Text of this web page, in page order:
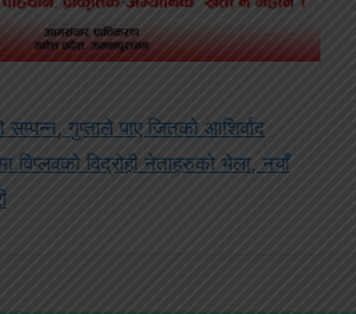
सम्पन्न, गुप्ताले पाए जितको आशिर्वाद
विप्लवको विद्रोही नेताहरुको भेला, नयाँ